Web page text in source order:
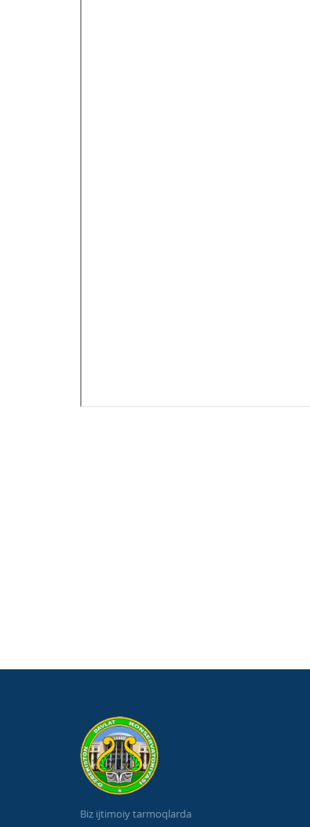
Biz ijtimoiy tarmoqlarda